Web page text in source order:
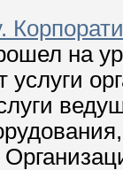
на
услуги